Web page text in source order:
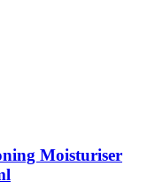
Moisturiser